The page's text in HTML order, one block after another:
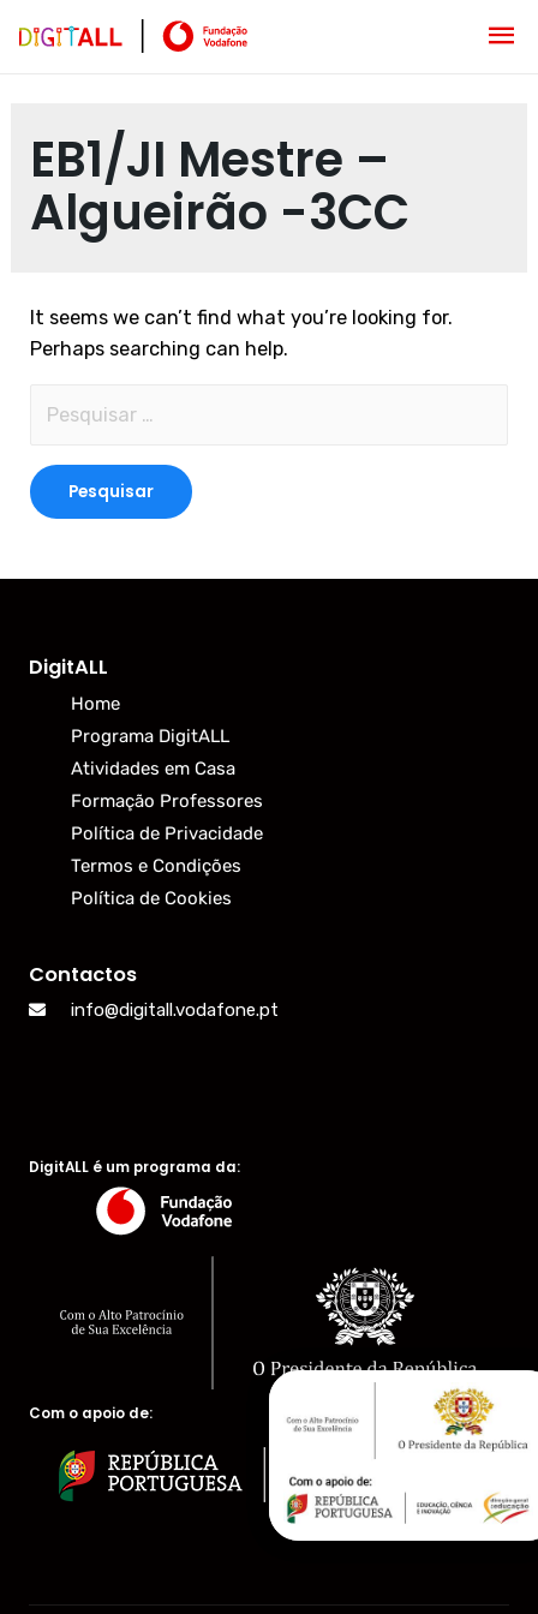
EB1/JI Mestre –
Algueirão -3CC
It seems we can’t find what you’re looking for.
Perhaps searching can help.
DigitALL
Home
Programa DigitALL
Atividades em Casa
Formação Professores
Política de Privacidade
Termos e Condições
Política de Cookies
Contactos
info@digitall.vodafone.pt
DigitALL é um programa da:
Com o apoio de: